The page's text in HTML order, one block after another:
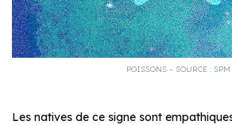
POISSONS – SOURCE : SPM
Les natives de ce signe sont